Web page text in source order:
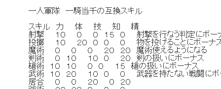
一人軍隊 一騎当千の互換スキル
スキル 力 体 技 知 精
射撃 １０ ０ ０ １５ ０ 射撃を行なう判定にボ
投擲 １０ ２０ ０ ０ ０ 物を投げることにボ
魔術 ０ ０ ０ ２０ ２０ 魔術使えるように
剣術 ０ １０ １０ ０ ２０ 剣の扱いにボー
槍術 １０ １０ ０ ０ １５ 槍の扱いにボー
武術 １０ ２０ １０ ０ ０ 武器を持たない戦闘に
居合 ０ ０ ２０ ０ ２０ ８